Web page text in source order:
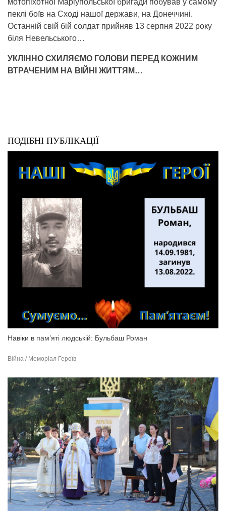
мотопіхотної Маріупольської бригади побував у самому
пеклі боїв на Сході нашої держави, на Донеччині.
Останній свій бій солдат прийняв 13 серпня 2022 року
біля Невельського…
УКЛІННО СХИЛЯЄМО ГОЛОВИ ПЕРЕД КОЖНИМ
ВТРАЧЕНИМ НА ВІЙНІ ЖИТТЯМ…
ПОДІБНІ ПУБЛІКАЦІЇ
Навіки в пам’яті людській: Бульбаш Роман
Війна / Меморіал Героїв